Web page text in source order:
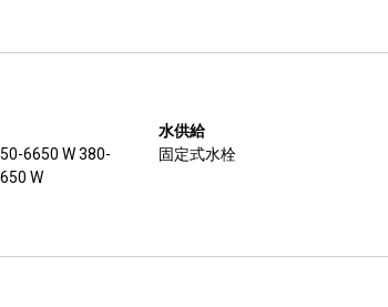
6650 W 380-
W
水供給
固定式水栓